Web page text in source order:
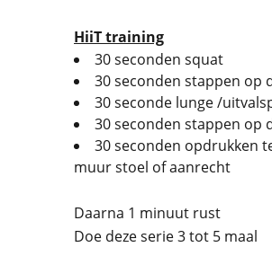
HiiT training
30 seconden squat
30 seconden stappen op
30 seconde lunge /
30 seconden stappen op
30 seconden opdrukken
muur stoel of aanrecht
Daarna 1 minuut rust
Doe deze serie 3 tot 5 maal